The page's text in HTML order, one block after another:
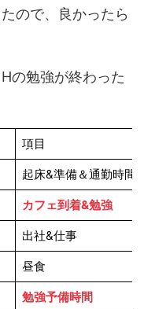
ので、良かったら
の勉強が終わった
項目
起床&準備＆通勤時間
カフェ到着&勉強
出社&仕事
昼食
勉強予備時間